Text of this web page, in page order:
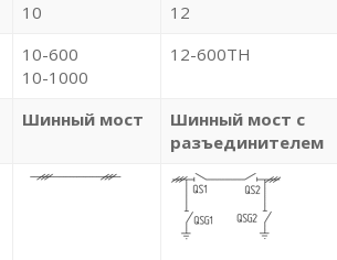
10 12
10-600
10-1000
12-600ТН
Шинный мост
Шинный мост с
разъединителем